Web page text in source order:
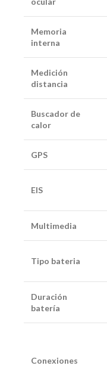
Memoria
interna
Medición
distancia
Buscador de
calor
GPS
EIS
Multimedia
Tipo bateria
Duración
batería
Conexiones